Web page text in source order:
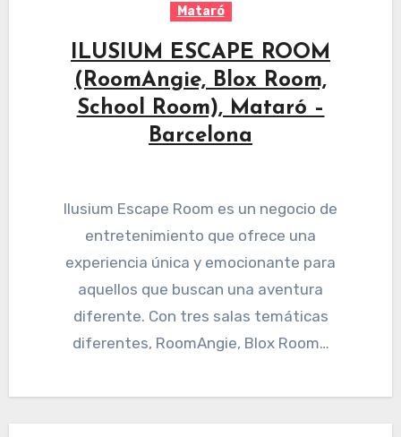
Mataró
ILUSIUM ESCAPE ROOM
(RoomAngie, Blox Room,
School Room), Mataró –
Barcelona
Ilusium Escape Room es un negocio de
entretenimiento que ofrece una
experiencia única y emocionante para
aquellos que buscan una aventura
diferente. Con tres salas temáticas
diferentes, RoomAngie, Blox Room…